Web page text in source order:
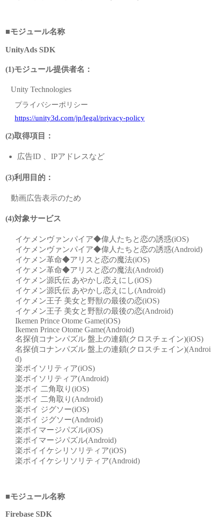
■モジュール名称
UnityAds SDK
(1)モジュール提供者名：
Unity Technologies
プライバシーポリシー
https://unity3d.com/jp/legal/privacy-policy
(2)取得項目：
広告ID 、IPアドレスなど
(3)利用目的：
動画広告表示のため
(4)対象サービス
イケメンヴァンパイア◆偉人たちと恋の誘惑(iOS)
イケメンヴァンパイア◆偉人たちと恋の誘惑(Android)
イケメン革命◆アリスと恋の魔法(iOS)
イケメン革命◆アリスと恋の魔法(Android)
イケメン源氏伝 あやかし恋えにし(iOS)
イケメン源氏伝 あやかし恋えにし(Android)
イケメン王子 美女と野獣の最後の恋(iOS)
イケメン王子 美女と野獣の最後の恋(Android)
Ikemen Prince Otome Game(iOS)
Ikemen Prince Otome Game(Android)
名探偵コナンパズル 盤上の連鎖(クロスチェイン)(iOS)
名探偵コナンパズル 盤上の連鎖(クロスチェイン)(Androi
d)
楽ポイソリティア(iOS)
楽ポイソリティア(Android)
楽ポイ 二角取り(iOS)
楽ポイ 二角取り(Android)
楽ポイ ジグソー(iOS)
楽ポイ ジグソー(Android)
楽ポイマージパズル(iOS)
楽ポイマージパズル(Android)
楽ポイイケシリソリティア(iOS)
楽ポイイケシリソリティア(Android)
■モジュール名称
Firebase SDK